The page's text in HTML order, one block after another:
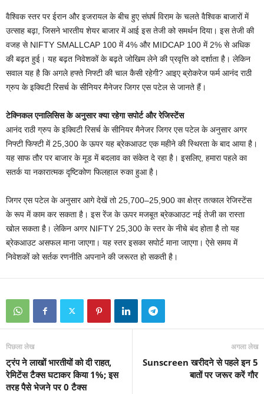
वैश्विक स्तर पर ईरान और इजरायल के बीच हुए संघर्ष विराम के चलते वैश्विक बाजारों में
उत्साह बढ़ा, जिसने भारतीय शेयर बाजार में आई इस तेजी को समर्थन दिया। इस तेजी की
वजह से NIFTY SMALLCAP 100 में 4% और MIDCAP 100 में 2% से अधिक
की बढ़त हुई। यह बढ़त निवेशकों के बढ़ते जोखिम लेने की प्रवृत्ति को दर्शाता है। लेकिन
सवाल यह है कि अगले हफ्ते निफ्टी की चाल कैसी रहेगी? आइए ब्रोकरेज फर्म आनंद राठी
ग्रुप के इक्विटी रिसर्च के सीनियर मैनेजर जिगर एस पटेल से जानते हैं।
टेक्निकल एनालिसिस के अनुसार क्या रहेगा सपोर्ट और रेजिस्टेंस
आनंद राठी ग्रुप के इक्विटी रिसर्च के सीनियर मैनेजर जिगर एस पटेल के अनुसार अगर
निफ्टी फिफ्टी में 25,300 के ऊपर यह ब्रेकआउट एक महीने की स्थिरता के बाद आया है।
यह साफ तौर पर बाजार के मूड में बदलाव का संकेत दे रहा है। इसलिए, हमारा पहले का
सतर्क या नकारात्मक दृष्टिकोण फिलहाल रुका हुआ है।
जिगर एस पटेल के अनुसार आगे देखें तो 25,700–25,900 का क्षेत्र तत्काल रेजिस्टेंस
के रूप में काम कर सकता है। इस रेंज के ऊपर मजबूत ब्रेकआउट नई तेजी का रास्ता
खोल सकता है। लेकिन अगर NIFTY 25,300 के स्तर के नीचे बंद होता है तो यह
ब्रेकआउट असफल माना जाएगा। यह स्तर इसका सपोर्ट माना जाएगा। ऐसे समय में
निवेशकों को सर्तक रणनीति अपनाने की जरूरत हो सकती है।
पिछला लेख
ट्रंप ने लाखों भारतीयों को दी राहत,
रेमिटेंस टैक्स घटाकर किया 1%; इस
तरह पैसे भेजने पर 0 टैक्स
अगला लेख
Sunscreen खरीदने से पहले इन 5
बातों पर जरूर करें गौर